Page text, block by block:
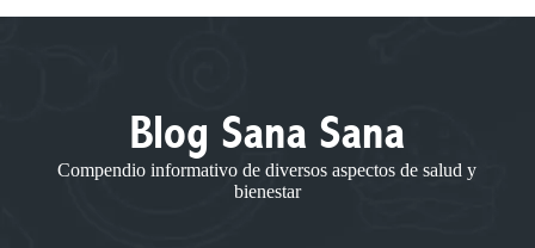
Blog Sana Sana
Compendio informativo de diversos aspectos de salud y
bienestar